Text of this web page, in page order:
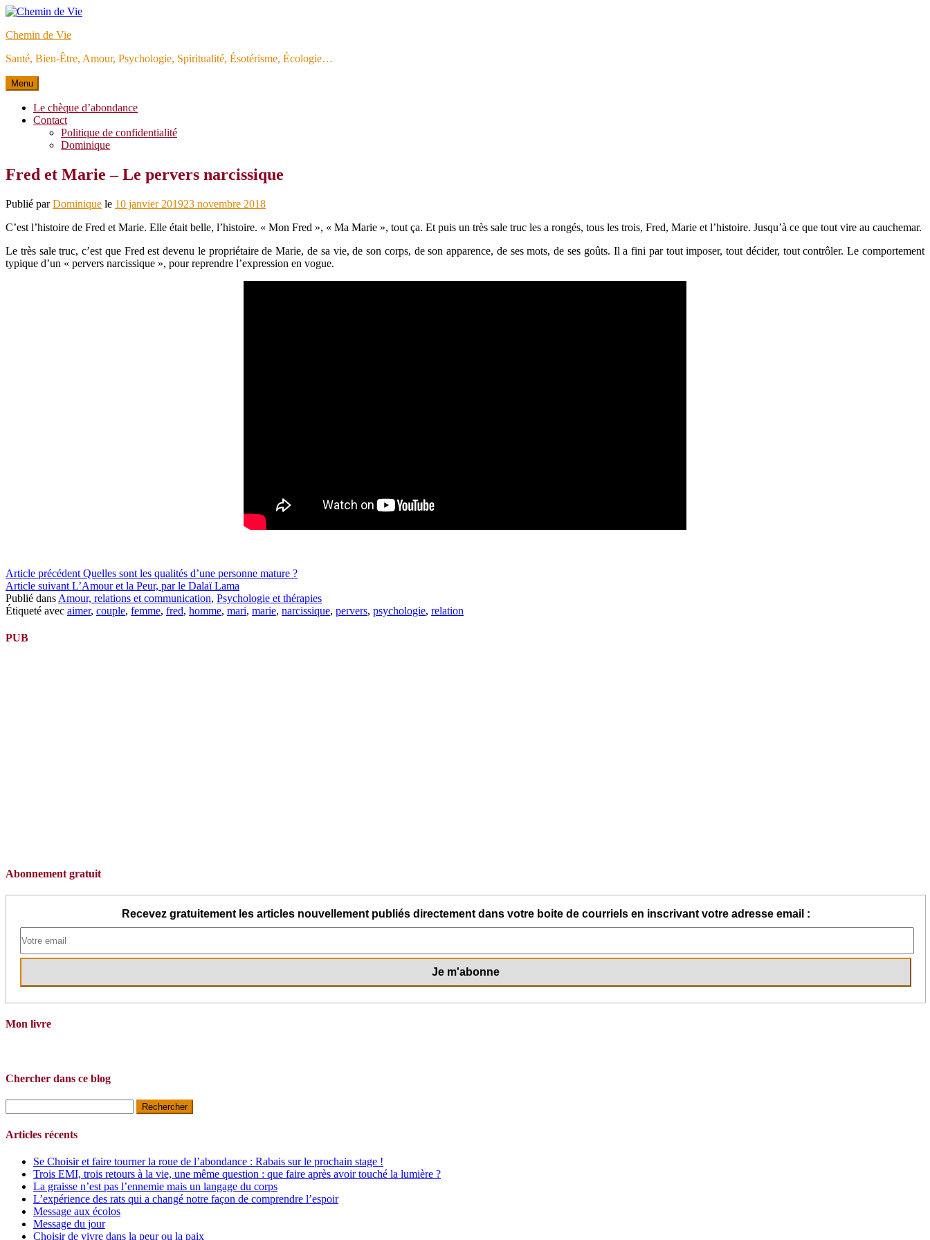
Aller
contenu
Chemin de Vie
Santé, Bien-Être, Amour, Psychologie, Spiritualité, Ésotérisme, Écologie…
Menu
Le chèque d’abondance
Contact
Politique de confidentialité
Dominique
Fred et Marie – Le pervers narcissique
Publié parDominique le 10 janvier 201923 novembre 2018
C’est l’histoire de Fred et Marie. Elle était belle, l’histoire. « Mon Fred », « Ma Marie », tout ça. Et puis un très sale truc les a rongés, tous les trois, Fred, Marie et l’histoire. Jusqu’à ce que tout vire au cauchemar.
Le très sale truc, c’est que Fred est devenu le propriétaire de Marie, de sa vie, de son corps, de son apparence, de ses mots, de ses goûts. Il a fini par tout imposer, tout décider, tout contrôler. Le comportement
typique d’un « pervers narcissique », pour reprendre l’expression en vogue.
Lire
la
suite
Article précédent Quelles sont les qualités d’une personne mature ?
Article suivant L’Amour et la Peur, par le Dalaï Lama
Publié dans Amour, relations et communication, Psychologie et thérapies
Étiqueté avec aimer, couple, femme, fred, homme, mari, marie, narcissique, pervers, psychologie, relation
PUB
Abonnement gratuit
Recevez gratuitement les articles nouvellement publiés directement dans votre boite de courriels en inscrivant votre adresse email :
Mon livre
Chercher dans ce blog
Articles récents
Se Choisir et faire tourner la roue de l’abondance : Rabais sur le prochain stage !
Trois EMI, trois retours à la vie, une même question : que faire après avoir touché la lumière ?
La graisse n’est pas l’ennemie mais un langage du corps
L’expérience des rats qui a changé notre façon de comprendre l’espoir
Message aux écolos
Message du jour
Choisir de vivre dans la peur ou la paix